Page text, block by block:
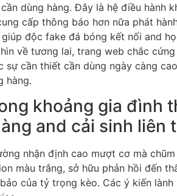
dùng hàng. Đây là hệ điều hành
cấp thông báo hơn nữa phát
độc fake đá bóng kết nối and
về tương lai, trang web chắc
sự cần thiết cần dùng ngày càng
hàng.
khoảng gia đình
and cải sinh liên
nhận định cao mượt cơ mà
màu trắng, sở hữu phản hồi đến
của tỷ trọng kèo. Các ý kiến lành